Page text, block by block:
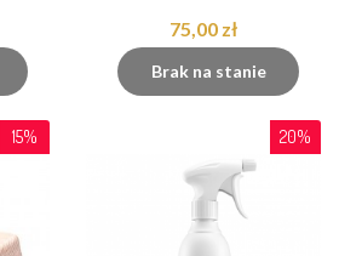
75,00 zł
Brak na stanie
15% 20%